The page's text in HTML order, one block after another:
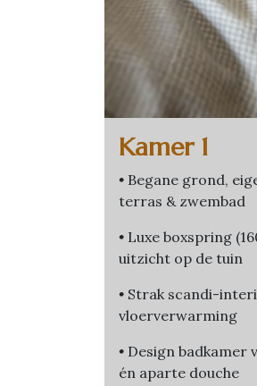
Kamer 1
• Begane grond,
terras & zwembad
• Luxe boxspring
uitzicht op de tuin
• Strak scandi-
vloerverwarming
• Design badkamer
én aparte douche